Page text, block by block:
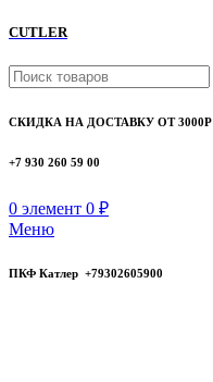
CUTLER
СКИДКА НА ДОСТАВКУ ОТ 3000Р
+7 930 260 59 00
0 элемент 0 ₽
Меню
ПКФ Катлер +79302605900